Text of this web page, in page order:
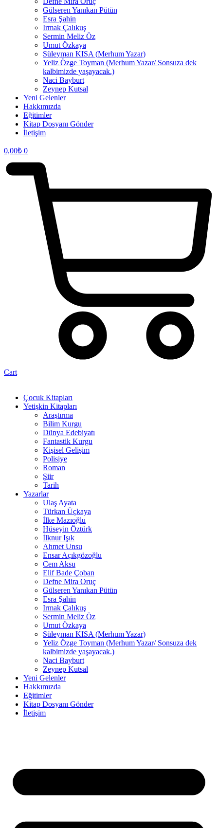
Gülseren Yanıkan Pütün
Esra Şahin
Irmak Çalıkuş
Sermin Meliz Öz
Umut Özkaya
Süleyman KISA (Merhum Yazar)
Yeliz Özge Toyman (Merhum Yazar/ Sonsuza dek
kalbimizde yaşayacak.)
Naci Bayburt
Zeynep Kutsal
Yeni Gelenler
Hakkımızda
Eğitimler
Kitap Dosyanı Gönder
İletişim
0,00₺ 0
Cart
Çocuk Kitapları
Yetişkin Kitapları
Araştırma
Bilim Kurgu
Dünya Edebiyatı
Fantastik Kurgu
Kişisel Gelişim
Polisiye
Roman
Şiir
Tarih
Yazarlar
Ulaş Ayata
Türkan Üçkaya
İlke Mazıoğlu
Hüseyin Öztürk
İlknur Işık
Ahmet Unsu
Ensar Açıkgözoğlu
Cem Aksu
Elif Bade Çoban
Defne Mira Oruç
Gülseren Yanıkan Pütün
Esra Şahin
Irmak Çalıkuş
Sermin Meliz Öz
Umut Özkaya
Süleyman KISA (Merhum Yazar)
Yeliz Özge Toyman (Merhum Yazar/ Sonsuza dek
kalbimizde yaşayacak.)
Naci Bayburt
Zeynep Kutsal
Yeni Gelenler
Hakkımızda
Eğitimler
Kitap Dosyanı Gönder
İletişim